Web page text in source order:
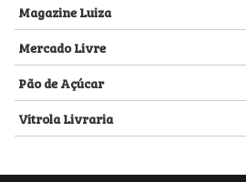
Magazine Luiza
Mercado Livre
Pão de Açúcar
Vitrola Livraria